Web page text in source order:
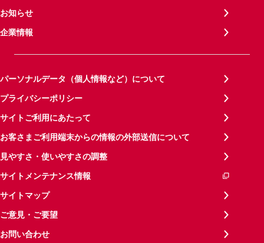
お知らせ
企業情報
パーソナルデータ（個人情報など）について
プライバシーポリシー
サイトご利用にあたって
お客さまご利用端末からの情報の外部送信について
見やすさ・使いやすさの調整
サイトメンテナンス情報
サイトマップ
ご意見・ご要望
お問い合わせ